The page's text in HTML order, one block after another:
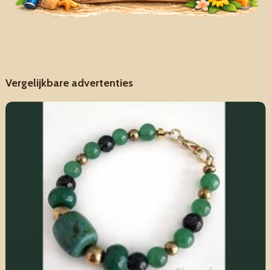
Vergelijkbare advertenties